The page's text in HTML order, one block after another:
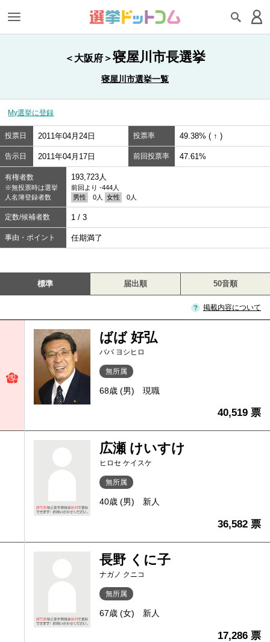
＜大阪府＞寝屋川市長選挙
寝屋川市選挙一覧
My選挙に登録
投票日 2011年04月24日 投票率 49.38% ( ↑ )
告示日 2011年04月17日 前回投票率 47.61%
有権者数
※無投票時は選挙
人名簿登録者数
193,723人
前回より -444人
男性
0人 女性 0人
定数/候補者数 1 / 3
事由・ポイント 任期満了
標準 届出順 50音順
掲載内容について
ばば 好弘
ババ ヨシヒロ
無所属
68歳 (男) 現職
40,519 票
広瀬 けいすけ
ヒロセ ケイスケ
無所属
40歳 (男) 新人
36,582 票
長野 くに子
ナガノ クニコ
無所属
67歳 (女) 新人
17,286 票